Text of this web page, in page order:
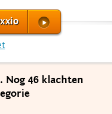
Nog 46 klachten